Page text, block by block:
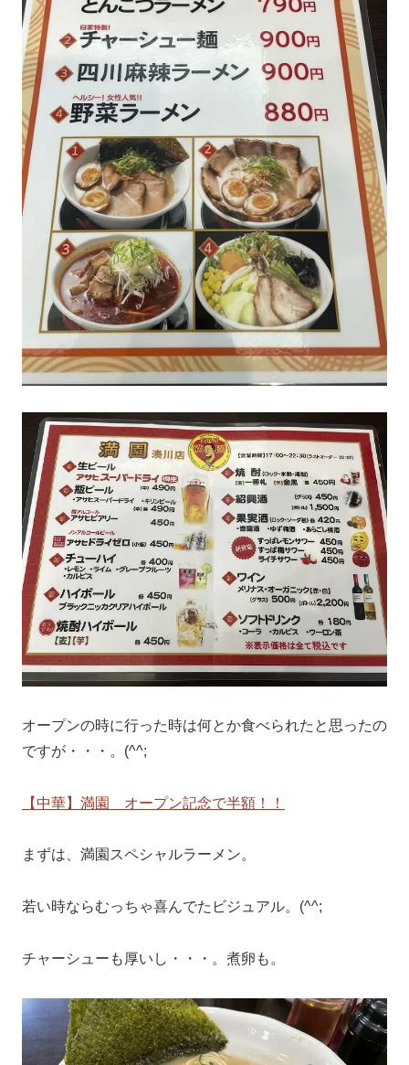
オープンの時に行った時は何とか食べられたと思ったの
ですが・・・。(^^;
【中華】満園 オープン記念で半額！！
まずは、満園スペシャルラーメン。
若い時ならむっちゃ喜んでたビジュアル。(^^;
チャーシューも厚いし・・・。煮卵も。